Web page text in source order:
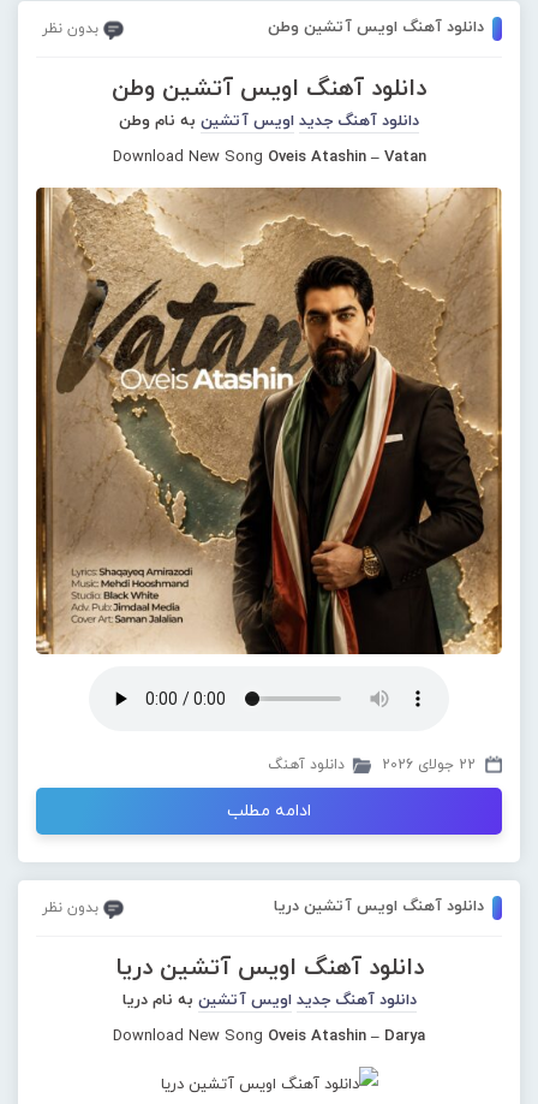
دانلود آهنگ اویس آتشین وطن بدون نظر
دانلود آهنگ اویس آتشین وطن
دانلود آهنگ جدید اویس آتشین به نام وطن
Download New Song Oveis Atashin – Vatan
22 جولای 2026 دانلود آهنگ
ادامه مطلب
دانلود آهنگ اویس آتشین دریا بدون نظر
دانلود آهنگ اویس آتشین دریا
دانلود آهنگ جدید اویس آتشین به نام دریا
Download New Song Oveis Atashin – Darya